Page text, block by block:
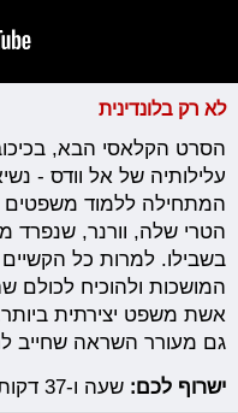
לא רק בלונדינית
הסרט הקלאסי הבא,
עלילותיה של אל וודס -
המתחילה ללמוד משפטים
הטרי שלה, וורנר, שנפרד
בשבילו. למרות כל
המושכות ולהוכיח לכולם
אשת משפט יצירתית
גם מעורר השראה שחייב
ישרוף לכם: שעה ו-37 דקות.